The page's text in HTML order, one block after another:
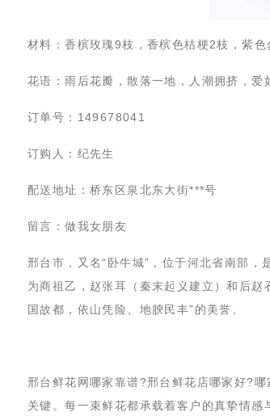
材料：香槟玫瑰9枝，香槟色桔梗2枝，紫
花语：雨后花瓣，散落一地，人潮拥挤，爱
订单号：149678041
订购人：纪先生
配送地址：桥东区泉北东大街***号
留言：做我女朋友
邢台市，又名“卧牛城”，位于河北省南部
为商祖乙，赵张耳（秦末起义建立）和后
国故都，依山凭险、地腴民丰”的美誉。
邢台鲜花网哪家靠谱?邢台鲜花店哪家好?
关键。每一束鲜花都承载着客户的真挚情